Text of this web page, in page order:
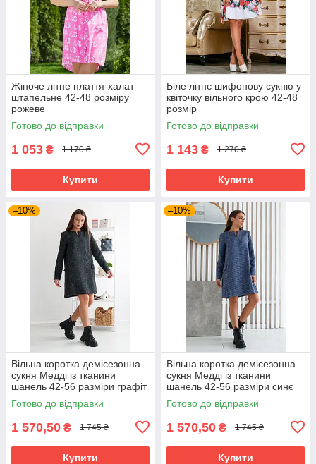
Жіноче літне плаття-халат
штапельне 42-48 розміру
рожеве
Готово до відправки
1 053 ₴ 1 170 ₴
Купити
Біле літнє шифонову сукню у
квіточку вільного крою 42-48
розмір
Готово до відправки
1 143 ₴ 1 270 ₴
Купити
–10%
Вільна коротка демісезонна
сукня Медді із тканини
шанель 42-56 разміри графіт
Готово до відправки
1 570,50 ₴ 1 745 ₴
Купити
–10%
Вільна коротка демісезонна
сукня Медді із тканини
шанель 42-56 разміри синє
Готово до відправки
1 570,50 ₴ 1 745 ₴
Купити